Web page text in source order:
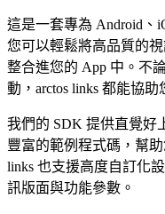
這是一套專為 Android、
您可以輕鬆將高品質的
整合進您的 App 中。不
動，arctos links 都能協
我們的 SDK 提供直覺好
豐富的範例程式碼，幫
links 也支援高度自訂化
訊版面與功能參數。